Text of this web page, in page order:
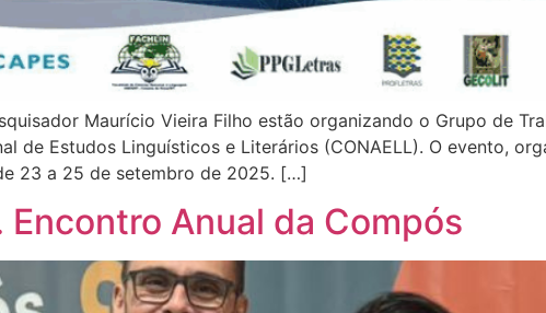
Maurício Vieira Filho estão organizando o Grupo de
de Estudos Linguísticos e Literários (CONAELL). O evento,
23 a 25 de setembro de 2025. […]
Anual da Compós